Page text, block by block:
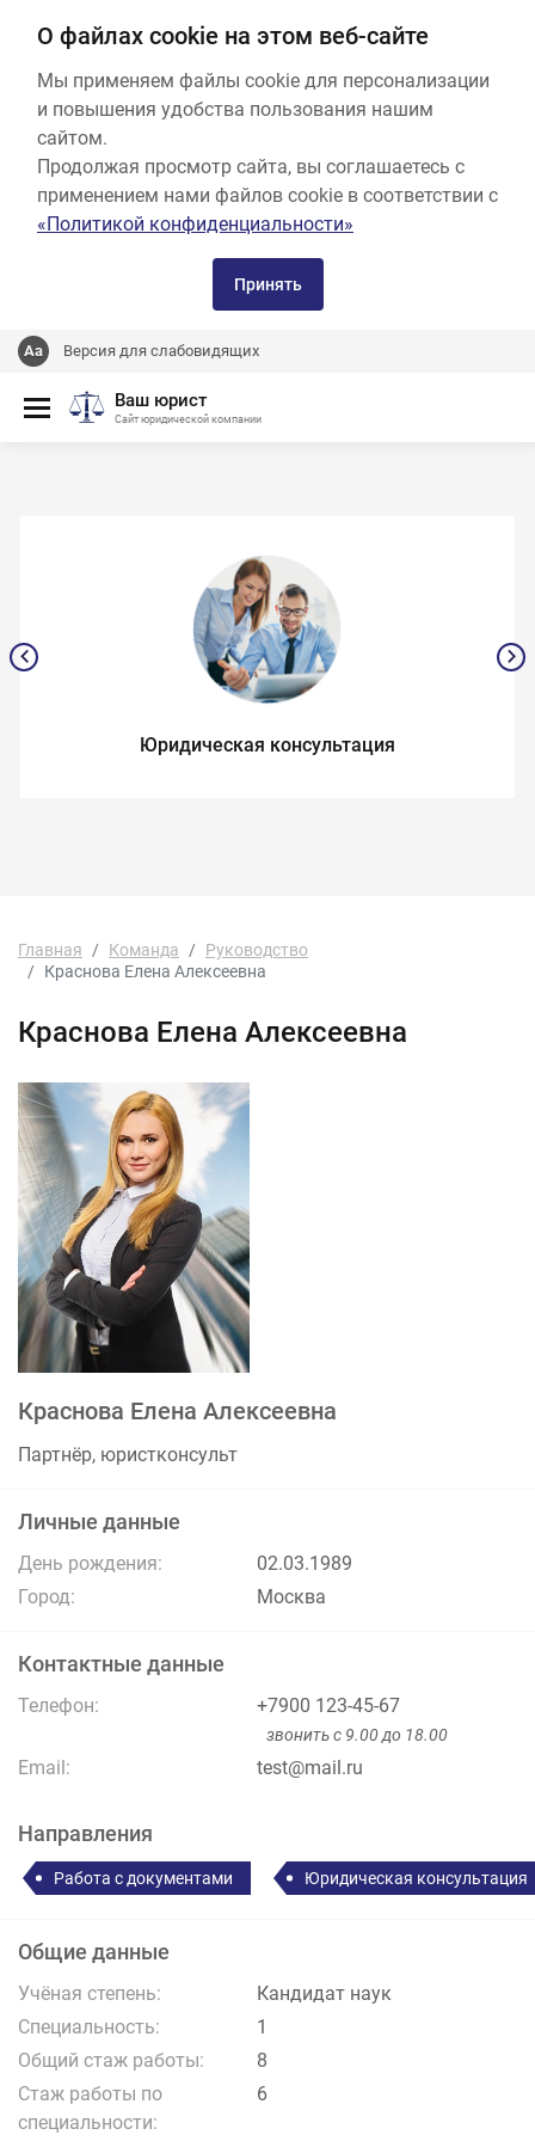
О файлах cookie на этом веб-сайте
Мы применяем файлы cookie для персонализации
и повышения удобства пользования нашим
сайтом.
Продолжая просмотр сайта, вы соглашаетесь с
применением нами файлов cookie в соответствии с
«Политикой конфиденциальности»
Принять
Версия для слабовидящих
Ваш юрист
Сайт юридической компании
Юридическая консультация
Главная Команда
Руководство
Краснова Елена Алексеевна
Краснова Елена Алексеевна
Краснова Елена Алексеевна
Партнёр, юристконсульт
Личные данные
День рождения:
02.03.1989
Город:
Москва
Контактные данные
Телефон: +7900 123-45-67
звонить с 9.00 до 18.00
Email: test@mail.ru
Направления
Работа с документами Юридическая консультация
Общие данные
Учёная степень:
Кандидат наук
Специальность:
1
Общий стаж работы:
8
Стаж работы по
специальности:
6